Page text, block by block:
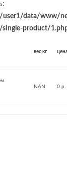
data/www/
product/
вес,кг
NAN 0 р.